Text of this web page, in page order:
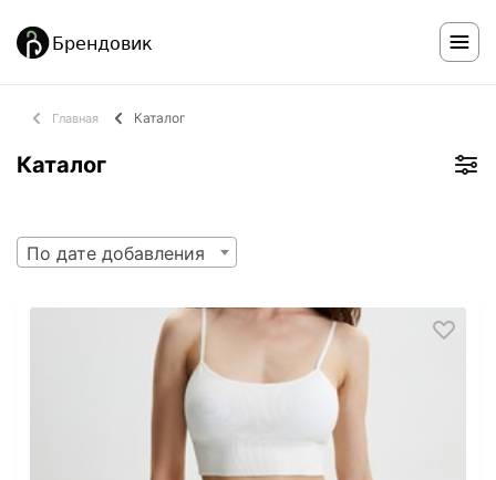
Главная Каталог
Каталог
По дате добавления